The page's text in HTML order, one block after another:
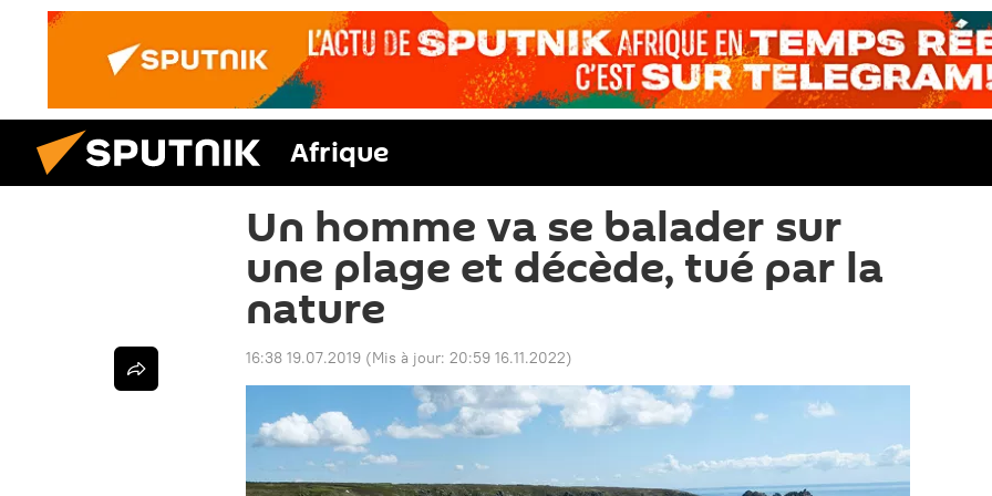
Afrique
Un homme va se balader sur
une plage et décède, tué par la
nature
16:38 19.07.2019 (Mis à jour: 20:59 16.11.2022)